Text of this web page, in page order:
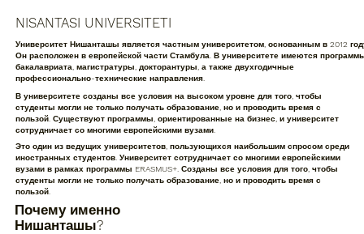
NISANTASI UNIVERSITETI
Университет Нишанташы является частным университетом, основанным в 2012
Он расположен в европейской части Стамбула. В университете имеются
бакалавриата, магистратуры, докторантуры, а также двухгодичные
профессионально-технические направления.
В университете созданы все условия на высоком уровне для того, чтобы
студенты могли не только получать образование, но и проводить время с
пользой. Существуют программы, ориентированные на бизнес, и университет
сотрудничает со многими европейскими вузами.
Это один из ведущих университетов, пользующихся наибольшим спросом среди
иностранных студентов. Университет сотрудничает со многими европейскими
вузами в рамках программы ERASMUS+. Созданы все условия для того, чтобы
студенты могли не только получать образование, но и проводить время с
пользой.
Почему именно
Нишанташы?